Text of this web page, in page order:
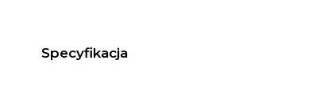
Specyfikacja